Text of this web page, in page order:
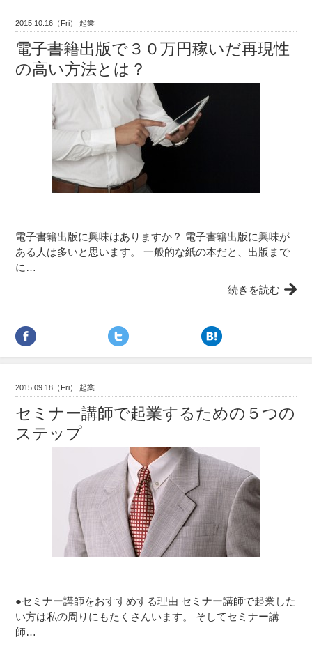
2015.10.16（Fri） 起業
電子書籍出版で３０万円稼いだ再現性
の高い方法とは？
電子書籍出版に興味はありますか？ 電子書籍出版に興味が
ある人は多いと思います。 一般的な紙の本だと、出版まで
に…
続きを読む
2015.09.18（Fri） 起業
セミナー講師で起業するための５つの
ステップ
●セミナー講師をおすすめする理由 セミナー講師で起業した
い方は私の周りにもたくさんいます。 そしてセミナー講
師…